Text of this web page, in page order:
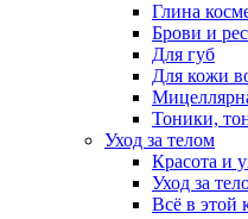
Глина
Брови и
Для губ
Для кожи
Тоники,
Уход за телом
Красота и
Уход за
Всё в этой